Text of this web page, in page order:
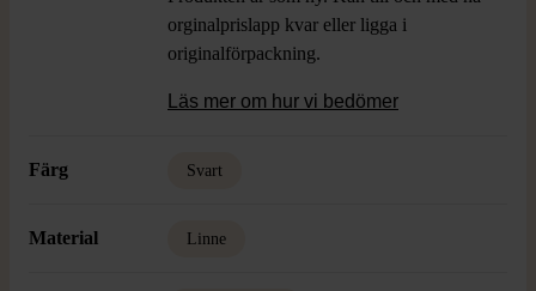
orginalprislapp kvar eller ligga i
originalförpackning.
Läs mer om hur vi bedömer
Färg Svart
Material Linne